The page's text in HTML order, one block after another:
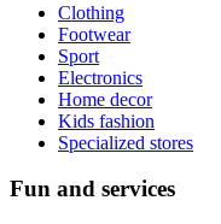
Clothing
Footwear
Sport
Electronics
Home decor
Kids fashion
Specialized stores
Fun and services